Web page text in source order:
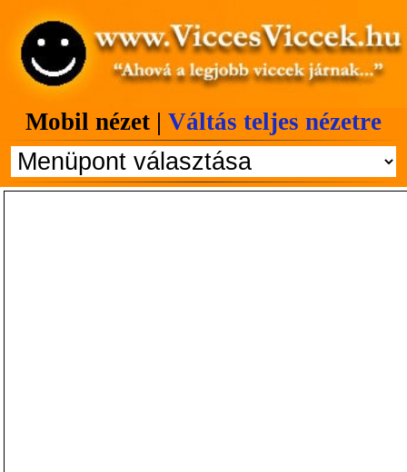
Mobil nézet | Váltás teljes nézetre